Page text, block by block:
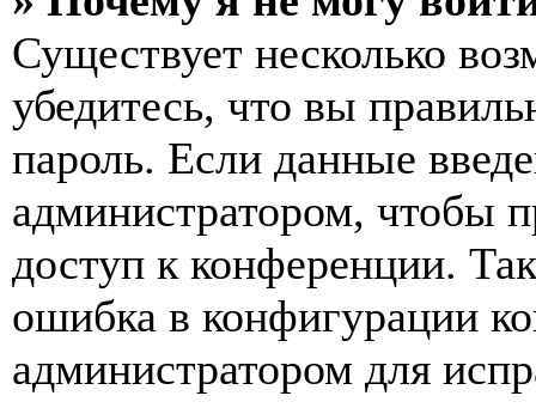
Существует несколько
убедитесь, что вы
пароль. Если данные
администратором, чтобы
доступ к конференции.
ошибка в конфигурации
администратором для